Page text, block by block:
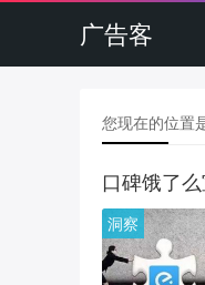
广告客
您现在的位置
口碑饿了
洞察